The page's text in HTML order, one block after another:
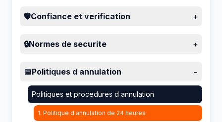
🛡️Confiance et verification +
🔒Normes de securite +
📅Politiques d annulation −
Politiques et procedures d annulation
1. Politique d annulation de 24 heures